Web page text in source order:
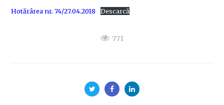
Hotărârea nr. 74/27.04.2018 Descarcă
771